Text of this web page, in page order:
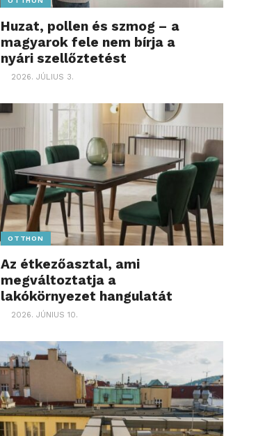
Huzat, pollen és szmog – a
magyarok fele nem bírja a
nyári szellőztetést
2026. JÚLIUS 3.
OTTHON
Az étkezőasztal, ami
megváltoztatja a
lakókörnyezet hangulatát
2026. JÚNIUS 10.